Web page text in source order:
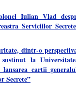
Iulian Vlad
Serviciilor
dintr-o
la
lansarea cartii
Secrete”